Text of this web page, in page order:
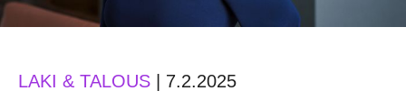
LAKI & TALOUS 7.2.2025